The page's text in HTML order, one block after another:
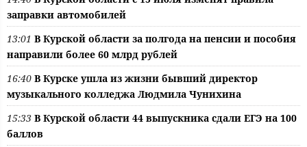
заправки автомобилей
13:01 В Курской области за полгода на пенсии и пособия
направили более 60 млрд рублей
16:40 В Курске ушла из жизни бывший директор
музыкального колледжа Людмила Чунихина
15:33 В Курской области 44 выпускника сдали ЕГЭ на 100
баллов